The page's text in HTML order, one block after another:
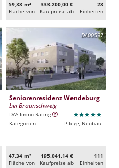
59,38 m²
Fläche von
333.200,00 €
Kaufpreise ab
28
Ein­heiten
DA00597
Seniorenresidenz Wendeburg
bei Braunschweig
DAS Immo Rating
Kategorien
Pflege, Neubau
47,34 m²
Fläche von
195.041,14 €
Kaufpreise ab
111
Ein­heiten